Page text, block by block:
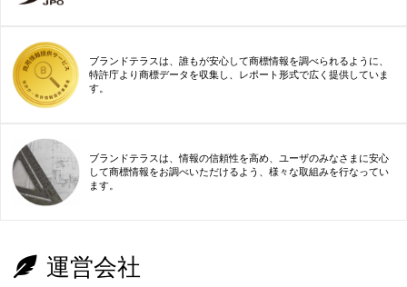
ブランドテラスは、誰もが安心して商標情報を調べられるように、
特許庁より商標データを収集し、レポート形式で広く提供していま
す。
ブランドテラスは、情報の信頼性を高め、ユーザのみなさまに安心
して商標情報をお調べいただけるよう、様々な取組みを行なってい
ます。
運営会社